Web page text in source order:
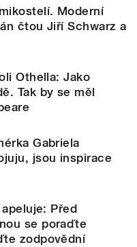
Moderní
čtou Jiří Schwarz a
Othella: Jako
Tak by se měl
Gabriela
jsou inspirace
Před
se poraďte
zodpovědní